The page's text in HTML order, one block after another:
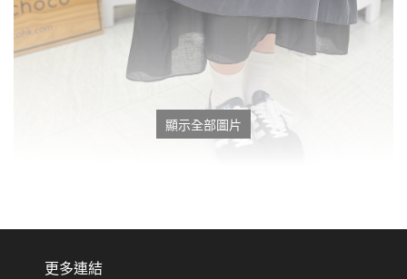
顯示全部圖片
更多連結